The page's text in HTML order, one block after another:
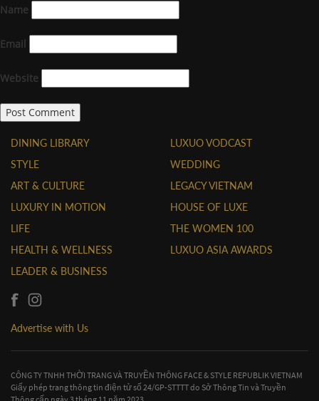
Name
Email
Website
DINING LIBRARY
STYLE
ART & CULTURE
LUXURY IN MOTION
LIFE
HEALTH & WELLNESS
LEADER & BUSINESS
LUXUO VODCAST
WEDDING
LEGACY VIETNAM
HOUSE OF LUXE
THE WOMEN 100
LUXUO ASIA AWARDS
Advertise with Us
CÔNG TY TNHH THỜI TRANG VÀ TRUYỀN THÔNG FACE & STYLE REPUBLIK VIETNAM
Giấy phép trang thông tin điện tử số 24/GP-STTTT do Sở Thông Tin và Truyền